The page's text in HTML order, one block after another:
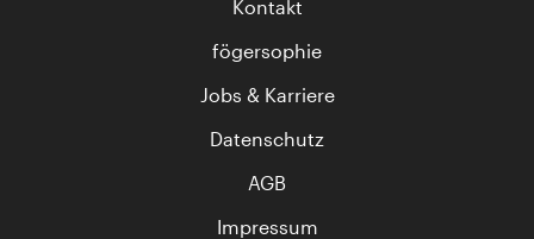
Kontakt
fögersophie
Jobs & Karriere
Datenschutz
AGB
Impressum